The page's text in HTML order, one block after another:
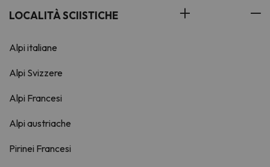
LOCALITÀ SCIISTICHE
Alpi italiane
Alpi Svizzere
Alpi Francesi
Alpi austriache
Pirinei Francesi